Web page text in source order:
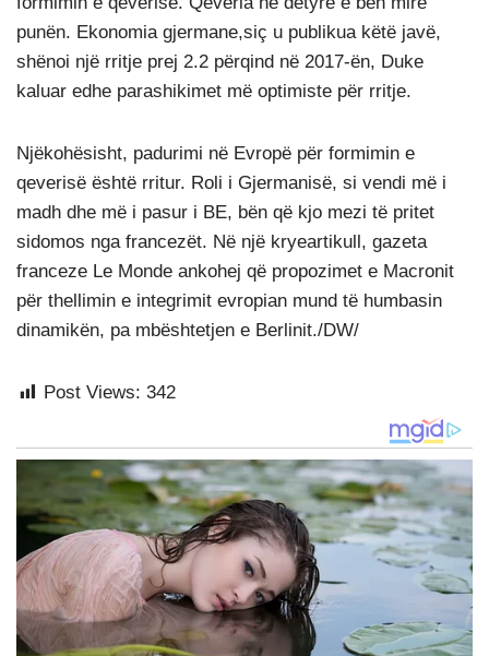
punën. Ekonomia gjermane,siç u publikua këtë javë,
shënoi një rritje prej 2.2 përqind në 2017-ën, Duke
kaluar edhe parashikimet më optimiste për rritje.
Njëkohësisht, padurimi në Evropë për formimin e
qeverisë është rritur. Roli i Gjermanisë, si vendi më i
madh dhe më i pasur i BE, bën që kjo mezi të pritet
sidomos nga francezët. Në një kryeartikull, gazeta
franceze Le Monde ankohej që propozimet e Macronit
për thellimin e integrimit evropian mund të humbasin
dinamikën, pa mbështetjen e Berlinit./DW/
Post Views: 342